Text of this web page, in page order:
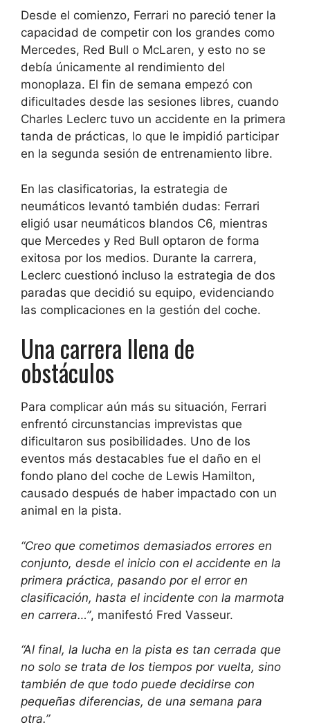
Desde el comienzo, Ferrari no pareció tener la
capacidad de competir con los grandes como
Mercedes, Red Bull o McLaren, y esto no se
debía únicamente al rendimiento del
monoplaza. El fin de semana empezó con
dificultades desde las sesiones libres, cuando
Charles Leclerc tuvo un accidente en la primera
tanda de prácticas, lo que le impidió participar
en la segunda sesión de entrenamiento libre.
En las clasificatorias, la estrategia de
neumáticos levantó también dudas: Ferrari
eligió usar neumáticos blandos C6, mientras
que Mercedes y Red Bull optaron de forma
exitosa por los medios. Durante la carrera,
Leclerc cuestionó incluso la estrategia de dos
paradas que decidió su equipo, evidenciando
las complicaciones en la gestión del coche.
Una carrera llena de
obstáculos
Para complicar aún más su situación, Ferrari
enfrentó circunstancias imprevistas que
dificultaron sus posibilidades. Uno de los
eventos más destacables fue el daño en el
fondo plano del coche de Lewis Hamilton,
causado después de haber impactado con un
animal en la pista.
“Creo que cometimos demasiados errores en
conjunto, desde el inicio con el accidente en la
primera práctica, pasando por el error en
clasificación, hasta el incidente con la marmota
en carrera…”, manifestó Fred Vasseur.
“Al final, la lucha en la pista es tan cerrada que
no solo se trata de los tiempos por vuelta, sino
también de que todo puede decidirse con
pequeñas diferencias, de una semana para
otra.”